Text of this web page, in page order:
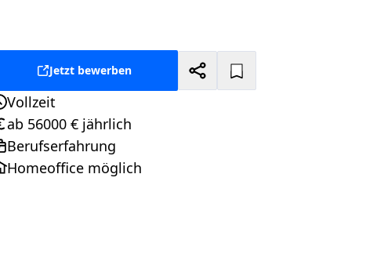
Jetzt bewerben
Vollzeit
ab 56000 € jährlich
Berufserfahrung
Homeoffice möglich